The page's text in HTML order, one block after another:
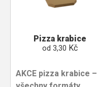
Pizza krabice
od 3,30 Kč
AKCE pizza krabice –